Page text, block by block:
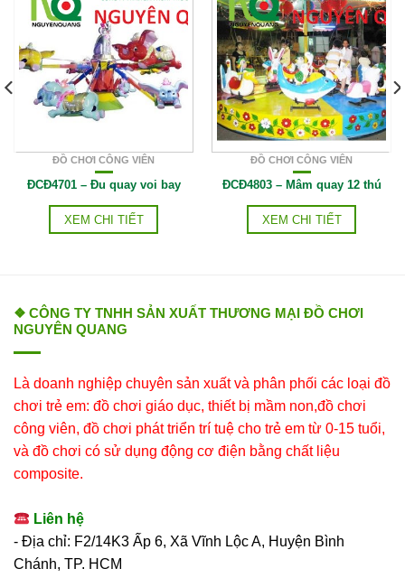
ĐỒ CHƠI CÔNG VIÊN
ĐCĐ4701 – Đu quay voi bay
XEM CHI TIẾT
ĐỒ CHƠI CÔNG VIÊN
ĐCĐ4803 – Mâm quay 12 thú
XEM CHI TIẾT
❖ CÔNG TY TNHH SẢN XUẤT THƯƠNG MẠI ĐỒ CHƠI
NGUYÊN QUANG
Là doanh nghiệp chuyên sản xuất và phân phối các loại đồ
chơi trẻ em: đồ chơi giáo dục, thiết bị mầm non,đồ chơi
công viên, đồ chơi phát triển trí tuệ cho trẻ em từ 0-15 tuổi,
và đồ chơi có sử dụng động cơ điện bằng chất liệu
composite.
Liên hệ
- Địa chỉ: F2/14K3 Ấp 6, Xã Vĩnh Lộc A, Huyện Bình
Chánh, TP. HCM